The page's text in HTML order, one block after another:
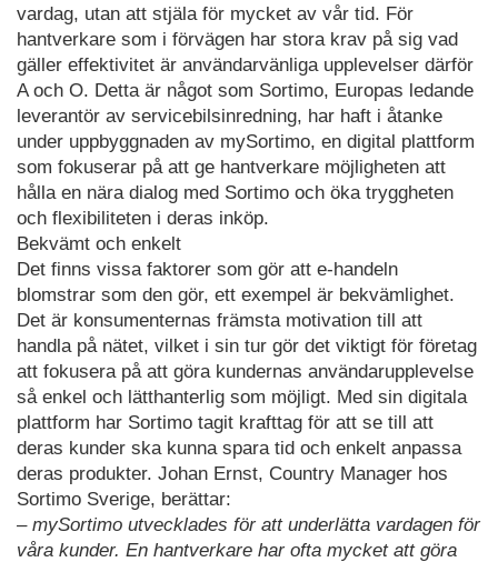
vardag, utan att stjäla för mycket av vår tid. För
hantverkare som i förvägen har stora krav på sig vad
gäller effektivitet är användarvänliga upplevelser därför
A och O. Detta är något som Sortimo, Europas ledande
leverantör av servicebilsinredning, har haft i åtanke
under uppbyggnaden av mySortimo, en digital plattform
som fokuserar på att ge hantverkare möjligheten att
hålla en nära dialog med Sortimo och öka tryggheten
och flexibiliteten i deras inköp.
Bekvämt och enkelt
Det finns vissa faktorer som gör att e-handeln
blomstrar som den gör, ett exempel är bekvämlighet.
Det är konsumenternas främsta motivation till att
handla på nätet, vilket i sin tur gör det viktigt för företag
att fokusera på att göra kundernas användarupplevelse
så enkel och lätthanterlig som möjligt. Med sin digitala
plattform har Sortimo tagit krafttag för att se till att
deras kunder ska kunna spara tid och enkelt anpassa
deras produkter. Johan Ernst, Country Manager hos
Sortimo Sverige, berättar:
– mySortimo utvecklades för att underlätta vardagen för
våra kunder. En hantverkare har ofta mycket att göra